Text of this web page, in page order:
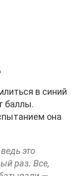
в синий
баллы.
она
это
раз. Все,